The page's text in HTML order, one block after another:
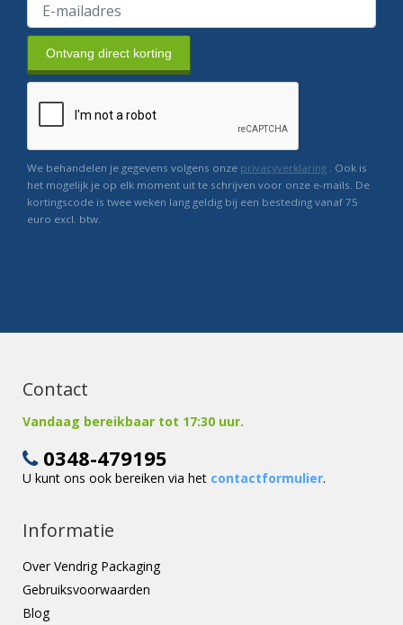
Ontvang direct korting
We behandelen je gegevens volgens onze privacyverklaring . Ook is
het mogelijk je op elk moment uit te schrijven voor onze e-mails. De
kortingscode is twee weken lang geldig bij een besteding vanaf 75
euro excl. btw.
Contact
Vandaag bereikbaar tot 17:30 uur.
0348-479195
U kunt ons ook bereiken via het contactformulier.
Informatie
Over Vendrig Packaging
Gebruiksvoorwaarden
Blog